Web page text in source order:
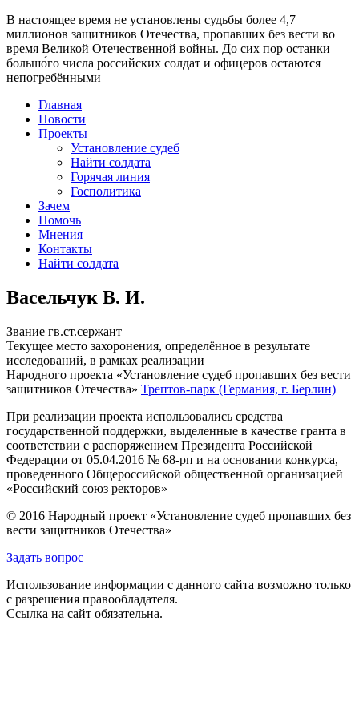
В настоящее время не установлены судьбы более 4,7
миллионов защитников Отечества, пропавших без вести во
время Великой Отечественной войны. До сих пор останки
большо́го числа российских солдат и офицеров остаются
непогребёнными
Главная
Новости
Проекты
Установление судеб
Найти солдата
Горячая линия
Госполитика
Зачем
Помочь
Мнения
Контакты
Найти солдата
Васельчук В. И.
Звание гв.ст.сержант
Текущее место захоронения, определённое в результате
исследований, в рамках реализации
Народного проекта «Установление судеб пропавших без вести
защитников Отечества» Трептов-парк (Германия, г. Берлин)
При реализации проекта использовались средства
государственной поддержки, выделенные в качестве гранта в
соответствии с распоряжением Президента Российской
Федерации от 05.04.2016 № 68-рп и на основании конкурса,
проведенного Общероссийской общественной организацией
«Российский союз ректоров»
© 2016 Народный проект «Установление судеб пропавших без
вести защитников Отечества»
Задать вопрос
Использование информации с данного сайта возможно только
с разрешения правообладателя.
Ссылка на сайт обязательна.